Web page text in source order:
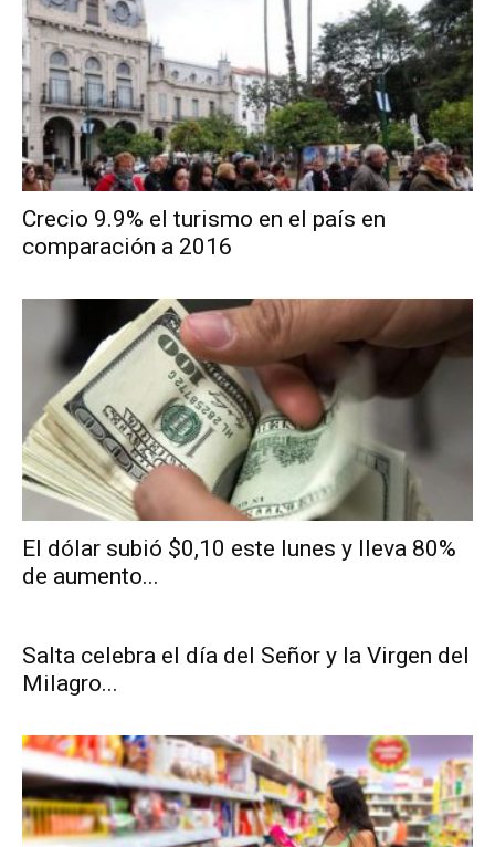
Crecio 9.9% el turismo en el país en
comparación a 2016
El dólar subió $0,10 este lunes y lleva 80%
de aumento...
Salta celebra el día del Señor y la Virgen del
Milagro...